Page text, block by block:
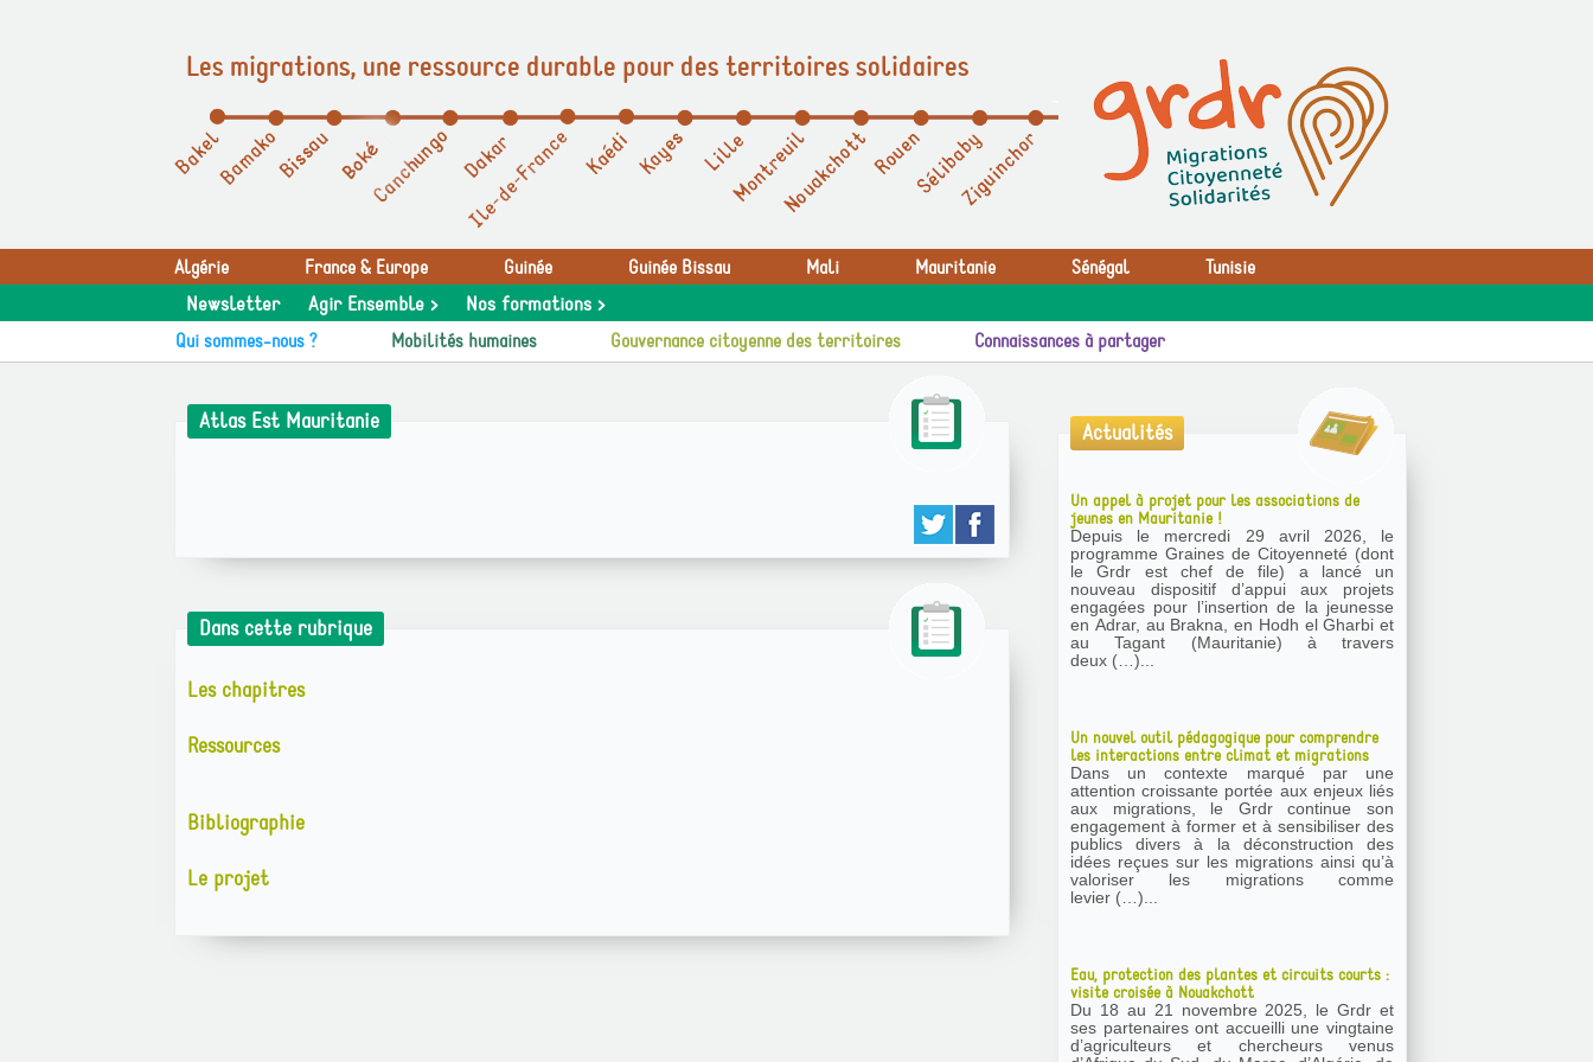
Les migrations, une ressource durable pour des territoires solidaires
Algérie France & Europe Guinée Guinée Bissau Mali Mauritanie Sénégal Tunisie
Newsletter Agir Ensemble > Nos formations >
Qui sommes-nous ? Mobilités humaines Gouvernance citoyenne des territoires Connaissances à partager
Atlas Est Mauritanie
Dans cette rubrique
Les chapitres
Ressources
Bibliographie
Le projet
Actualités
Un appel à projet pour les associations de
jeunes en Mauritanie !
Depuis le mercredi 29 avril 2026, le
programme Graines de Citoyenneté (dont
le Grdr est chef de file) a lancé un
nouveau dispositif d’appui aux projets
engagées pour l’insertion de la jeunesse
en Adrar, au Brakna, en Hodh el Gharbi et
au Tagant (Mauritanie) à travers
deux (…)...
Un nouvel outil pédagogique pour comprendre
les interactions entre climat et migrations
Dans un contexte marqué par une
attention croissante portée aux enjeux liés
aux migrations, le Grdr continue son
engagement à former et à sensibiliser des
publics divers à la déconstruction des
idées reçues sur les migrations ainsi qu’à
valoriser les migrations comme
levier (…)...
Eau, protection des plantes et circuits courts :
visite croisée à Nouakchott
Du 18 au 21 novembre 2025, le Grdr et
ses partenaires ont accueilli une vingtaine
d’agriculteurs et chercheurs venus